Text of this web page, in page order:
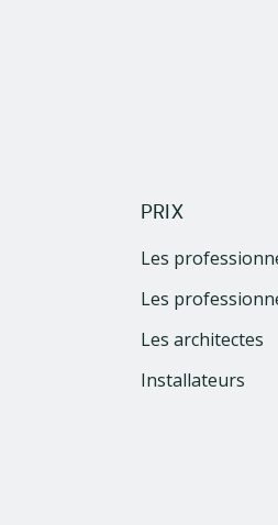
PRIX
Les
Les
Les architectes
Installateurs